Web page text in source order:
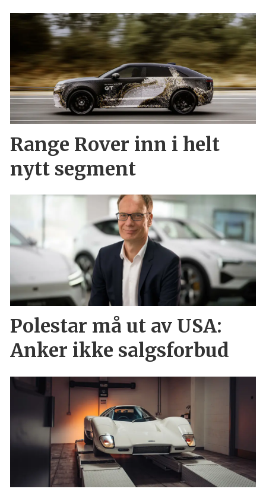
Range Rover inn i helt
nytt segment
Polestar må ut av USA:
Anker ikke salgsforbud